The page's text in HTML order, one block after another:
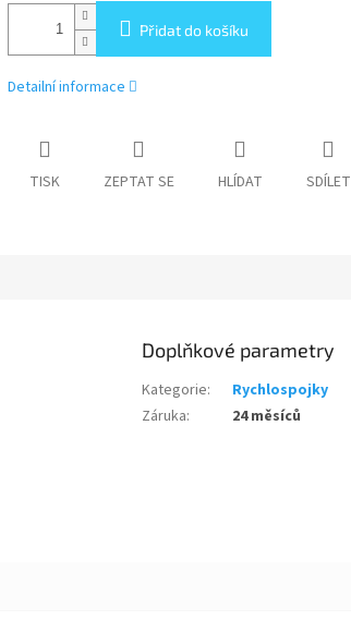
Přidat do košíku
Detailní informace
TISK ZEPTAT SE HLÍDAT SDÍLET
Doplňkové parametry
Kategorie:
Rychlospojky
Záruka: 24 měsíců